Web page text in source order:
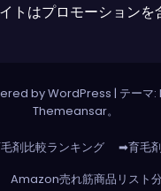
トはプロモーションを
by WordPress | テーマ
Themeansar。
剤比較ランキング
➡育毛
Amazon売れ筋商品リスト